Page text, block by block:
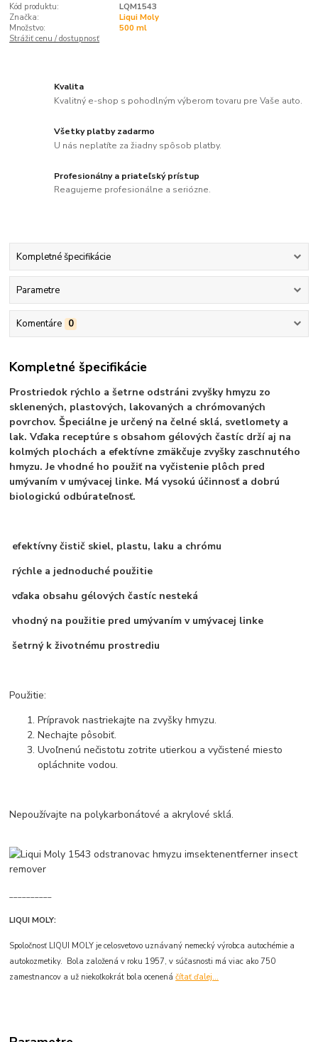
Kód produktu:
LQM1543
Značka:
Liqui Moly
Množstvo:
500 ml
Strážiť cenu / dostupnosť
Kvalita
Kvalitný e-shop s pohodlným výberom tovaru pre Vaše auto.
Všetky platby zadarmo
U nás neplatíte za žiadny spôsob platby.
Profesionálny a priateľský prístup
Reagujeme profesionálne a seriózne.
Kompletné špecifikácie
Parametre
Komentáre 0
Kompletné špecifikácie
Prostriedok rýchlo a šetrne odstráni zvyšky hmyzu zo
sklenených, plastových, lakovaných a chrómovaných
povrchov. Špeciálne je určený na čelné sklá, svetlomety a
lak. Vďaka receptúre s obsahom gélových častíc drží aj na
kolmých plochách a efektívne zmäkčuje zvyšky zaschnutého
hmyzu. Je vhodné ho použiť na vyčistenie plôch pred
umývaním v umývacej linke. Má vysokú účinnosť a dobrú
biologickú odbúrateľnosť.
efektívny čistič skiel, plastu, laku a chrómu
rýchle a jednoduché použitie
vďaka obsahu gélových častíc nesteká
vhodný na použitie pred umývaním v umývacej linke
šetrný k životnému prostrediu
Použitie:
Prípravok nastriekajte na zvyšky hmyzu.
Nechajte pôsobiť.
Uvoľnenú nečistotu zotrite utierkou a vyčistené miesto
opláchnite vodou.
Nepoužívajte na polykarbonátové a akrylové sklá.
LIQUI MOLY:
Spoločnosť LIQUI MOLY je celosvetovo uznávaný nemecký výrobca autochémie a
autokozmetiky. Bola založená v roku 1957, v súčasnosti má viac ako 750
zamestnancov a už niekoľkokrát bola ocenenáčítať ďalej...